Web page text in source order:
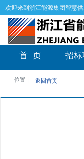
欢迎来到浙江能源集团智慧
首 页 招
位置 返回首页